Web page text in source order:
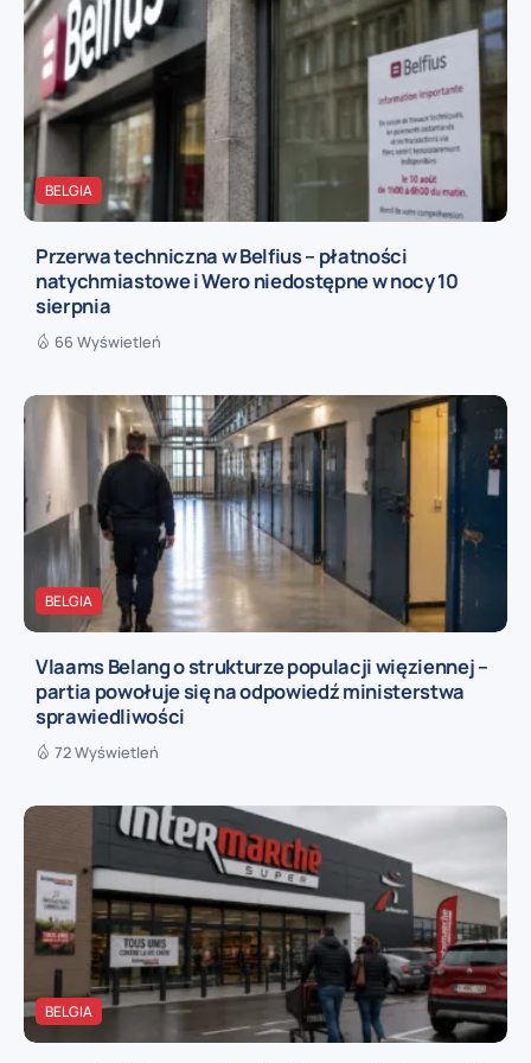
BELGIA
Przerwa techniczna w Belfius – płatności
natychmiastowe i Wero niedostępne w nocy 10
sierpnia
66 Wyświetleń
BELGIA
Vlaams Belang o strukturze populacji więziennej –
partia powołuje się na odpowiedź ministerstwa
sprawiedliwości
72 Wyświetleń
BELGIA